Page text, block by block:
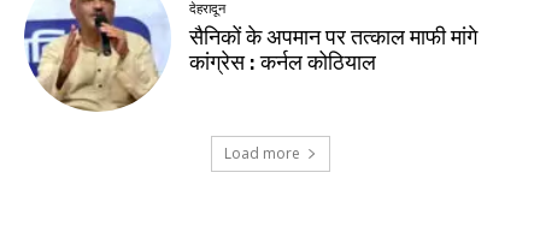
देहरादून
सैनिकों के अपमान पर तत्काल माफी मांगे
कांग्रेस : कर्नल कोठियाल
Load more